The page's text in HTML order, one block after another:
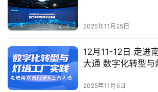
2025年11月25日
12月11-12日 走进
大通 数字化转型与
2025年11月6日